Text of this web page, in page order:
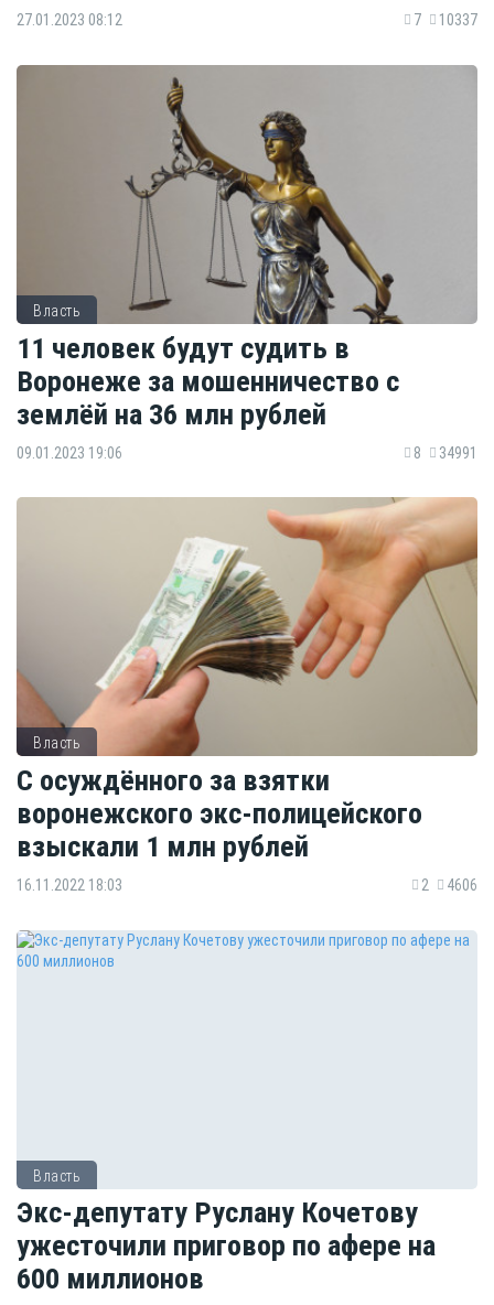
27.01.2023 08:12 7 10337
Власть
11 человек будут судить в
Воронеже за мошенничество с
землёй на 36 млн рублей
09.01.2023 19:06 8 34991
Власть
С осуждённого за взятки
воронежского экс-полицейского
взыскали 1 млн рублей
16.11.2022 18:03 2 4606
Власть
Экс-депутату Руслану Кочетову
ужесточили приговор по афере на
600 миллионов